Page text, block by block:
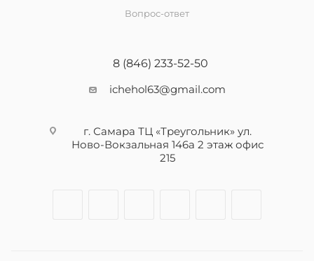
Вопрос-ответ
8 (846) 233-52-50
ichehol63@gmail.com
г. Самара ТЦ «Треугольник» ул.
Ново-Вокзальная 146а 2 этаж офис
215